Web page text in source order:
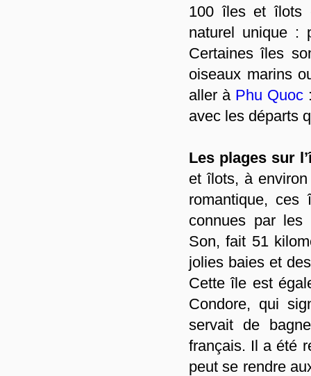
100 îles et îlots
naturel unique :
Certaines îles
oiseaux marins
aller à Phu Quoc:
avec les départs
Les plages sur
et îlots, à
romantique,
connues par les
Son, fait 51
jolies baies et
Cette île est
Condore, qui
servait de
français. Il a été
peut se rendre